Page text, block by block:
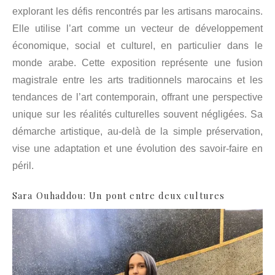
explorant les défis rencontrés par les artisans marocains.
Elle utilise l’art comme un vecteur de développement
économique, social et culturel, en particulier dans le
monde arabe. Cette exposition représente une fusion
magistrale entre les arts traditionnels marocains et les
tendances de l’art contemporain, offrant une perspective
unique sur les réalités culturelles souvent négligées. Sa
démarche artistique, au-delà de la simple préservation,
vise une adaptation et une évolution des savoir-faire en
péril.
Sara Ouhaddou: Un pont entre deuxcultures